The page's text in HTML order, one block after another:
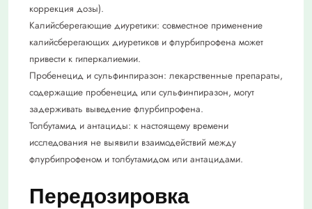
коррекция дозы).
Калийсберегающие диуретики: совместное применение
калийсберегающих диуретиков и флурбипрофена может
привести к гиперкалиемии.
Пробенецид и сульфинпиразон: лекарственные препараты,
содержащие пробенецид или сульфинпиразон, могут
задерживать выведение флурбипрофена.
Толбутамид и антациды: к настоящему времени
исследования не выявили взаимодействий между
флурбипрофеном и толбутамидом или антацидами.
Передозировка